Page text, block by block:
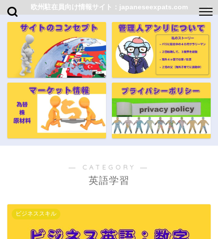
欧州駐在員向け情報サイト：japaneseexpats.com
― CATEGORY ―
英語学習
ビジネススキル